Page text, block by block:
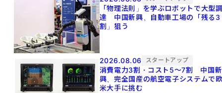
「物理法則」を学ぶロボットで大型
達 中国新興、自動車工場の「残る3
割」狙う
2026.08.06 スタートアップ
消費電力3割・コスト5〜7割 中国新
興、完全国産の航空電子システムで
米大手に挑む